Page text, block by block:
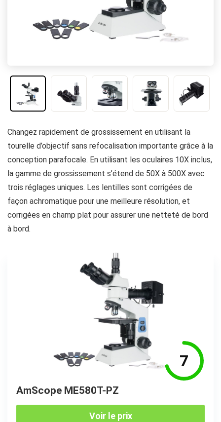
Changez rapidement de grossissement en utilisant la
tourelle d’objectif sans refocalisation importante grâce à la
conception parafocale. En utilisant les oculaires 10X inclus,
la gamme de grossissement s’étend de 50X à 500X avec
trois réglages uniques. Les lentilles sont corrigées de
façon achromatique pour une meilleure résolution, et
corrigées en champ plat pour assurer une netteté de bord
à bord.
7
AmScope ME580T-PZ
Voir le prix